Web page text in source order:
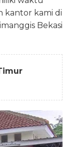
kantor kami di
Bekasi